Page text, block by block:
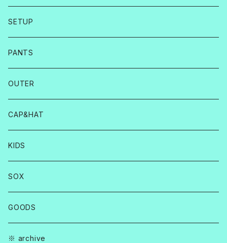
SETUP
PANTS
OUTER
CAP&HAT
KIDS
SOX
GOODS
※ archive